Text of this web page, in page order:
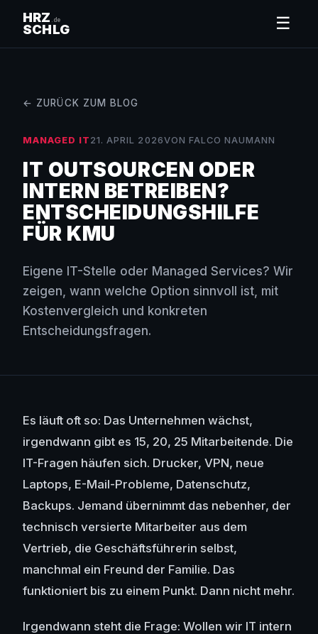
HRZ .de
SCHLG ☰
← ZURÜCK ZUM BLOG
MANAGED IT 21. APRIL 2026VON FALCO NAUMANN
IT OUTSOURCEN ODER
INTERN BETREIBEN?
ENTSCHEIDUNGSHILFE
FÜR KMU
Eigene IT-Stelle oder Managed Services? Wir
zeigen, wann welche Option sinnvoll ist, mit
Kostenvergleich und konkreten
Entscheidungsfragen.
Es läuft oft so: Das Unternehmen wächst,
irgendwann gibt es 15, 20, 25 Mitarbeitende. Die
IT-Fragen häufen sich. Drucker, VPN, neue
Laptops, E-Mail-Probleme, Datenschutz,
Backups. Jemand übernimmt das nebenher, der
technisch versierte Mitarbeiter aus dem
Vertrieb, die Geschäftsführerin selbst,
manchmal ein Freund der Familie. Das
funktioniert bis zu einem Punkt. Dann nicht mehr.
Irgendwann steht die Frage: Wollen wir IT intern